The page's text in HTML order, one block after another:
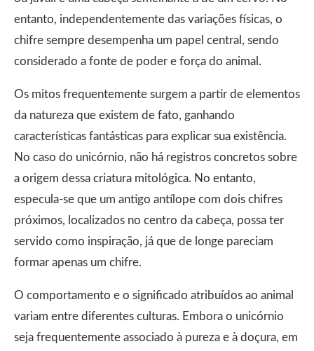
entanto, independentemente das variações físicas, o
chifre sempre desempenha um papel central, sendo
considerado a fonte de poder e força do animal.
Os mitos frequentemente surgem a partir de elementos
da natureza que existem de fato, ganhando
características fantásticas para explicar sua existência.
No caso do unicórnio, não há registros concretos sobre
a origem dessa criatura mitológica. No entanto,
especula-se que um antigo antílope com dois chifres
próximos, localizados no centro da cabeça, possa ter
servido como inspiração, já que de longe pareciam
formar apenas um chifre.
O comportamento e o significado atribuídos ao animal
variam entre diferentes culturas. Embora o unicórnio
seja frequentemente associado à pureza e à doçura, em